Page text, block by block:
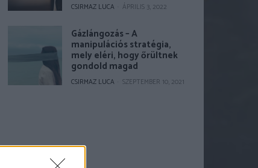
CSIRMAZ LUCA ÁPRILIS 3, 2022
Gázlángozás – A
manipulációs stratégia,
mely eléri, hogy őrültnek
gondold magad
CSIRMAZ LUCA SZEPTEMBER 10, 2021